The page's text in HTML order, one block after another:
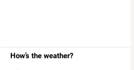
How’s the weather?